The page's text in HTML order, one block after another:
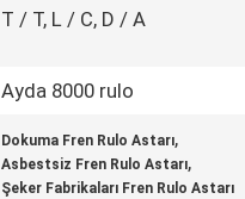
T / T, L / C, D / A
Ayda 8000 rulo
Dokuma Fren Rulo Astarı,
Asbestsiz Fren Rulo Astarı,
Şeker Fabrikaları Fren Rulo Astarı